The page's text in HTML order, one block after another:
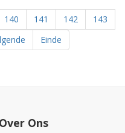
140 141 142
143
Einde
Over Ons